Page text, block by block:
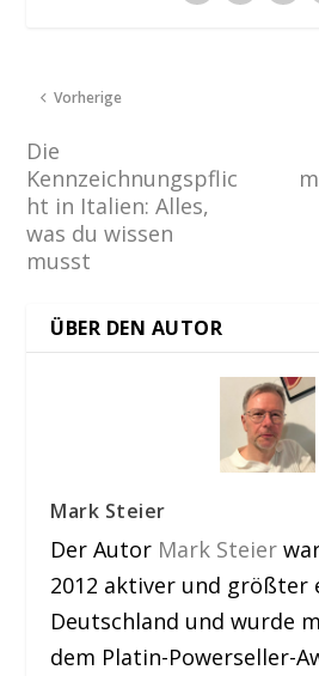
Vorherige
Die
Kennzeichnungspflic
ht in Italien: Alles,
was du wissen
musst
ÜBER DEN AUTOR
Mark Steier
Der Autor Mark Steier
2012 aktiver und größter
Deutschland und wurde
dem Platin-Powerseller-